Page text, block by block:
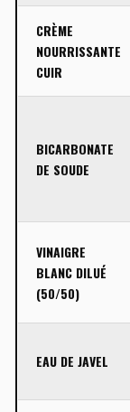
CRÈME
NOURRISSANTE
CUIR
BICARBONATE
DE SOUDE
VINAIGRE
BLANC DILUÉ
(50/50)
EAU DE JAVEL